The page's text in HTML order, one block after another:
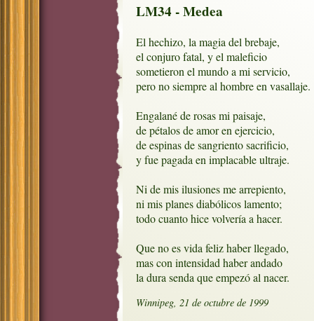
LM34 - Medea
El hechizo, la magia del brebaje,
el conjuro fatal, y el maleficio
sometieron el mundo a mi servicio,
pero no siempre al hombre en vasallaje.
Engalané de rosas mi paisaje,
de pétalos de amor en ejercicio,
de espinas de sangriento sacrificio,
y fue pagada en implacable ultraje.
Ni de mis ilusiones me arrepiento,
ni mis planes diabólicos lamento;
todo cuanto hice volvería a hacer.
Que no es vida feliz haber llegado,
mas con intensidad haber andado
la dura senda que empezó al nacer.
Winnipeg, 21 de octubre de 1999